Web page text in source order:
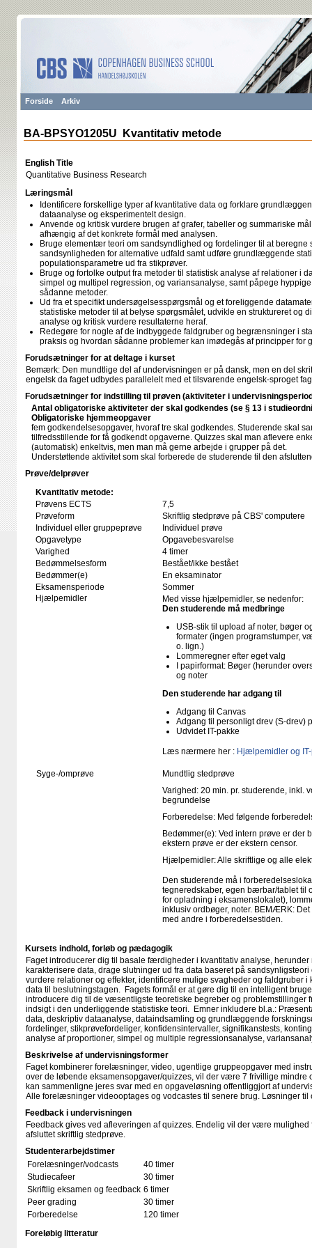
Forside Arkiv
BA-BPSYO1205U Kvantitativ metode
English Title
Quantitative Business Research
Læringsmål
Identificere forskellige typer af kvantitative data og forklare
dataanalyse og eksperimentelt design.
Anvende og kritisk vurdere brugen af grafer, tabeller og summariske
afhængig af det konkrete formål med analysen.
Bruge elementær teori om sandsyndlighed og fordelinger til at beregne
sandsynligheden for alternative udfald samt udføre grundlæggende
populationsparametre ud fra stikprøver.
Bruge og fortolke output fra metoder til statistisk analyse af relationer i
simpel og multipel regression, og variansanalyse, samt påpege
sådanne metoder.
Ud fra et specifikt undersøgelsesspørgsmål og et foreliggende
statistiske metoder til at belyse spørgsmålet, udvikle en struktureret og
analyse og kritisk vurdere resultaterne heraf.
Redegøre for nogle af de indbyggede faldgruber og begrænsninger i
praksis og hvordan sådanne problemer kan imødegås af principper for
Forudsætninger for at deltage i kurset
Bemærk: Den mundtlige del af undervisningen er på dansk, men en del
engelsk da faget udbydes parallelelt med et tilsvarende engelsk-sproget
Forudsætninger for indstilling til prøven (aktiviteter i
Antal obligatoriske aktiviteter der skal godkendes (se § 13 i
Obligatoriske hjemmeopgaver
fem godkendelsesopgaver, hvoraf tre skal godkendes. Studerende skal
tilfredsstillende for få godkendt opgaverne. Quizzes skal man aflevere
(automatisk) enkeltvis, men man må gerne arbejde i grupper på det.
Understøttende aktivitet som skal forberede de studerende til den
Prøve/delprøver
Kvantitativ metode:
Prøvens ECTS
7,5
Prøveform
Skriftlig stedprøve på CBS' computere
Individuel eller gruppeprøve
Individuel prøve
Opgavetype
Opgavebesvarelse
Varighed
4 timer
Bedømmelsesform
Bestået/ikke bestået
Bedømmer(e)
En eksaminator
Eksamensperiode
Sommer
Hjælpemidler
Med visse hjælpemidler, se nedenfor:
Den studerende må medbringe
USB-stik til upload af noter, bøger
formater (ingen programstumper,
o. lign.)
Lommeregner efter eget valg
I papirformat: Bøger (herunder
og noter
Den studerende har adgang til
Adgang til Canvas
Adgang til personligt drev (S-drev)
Udvidet IT-pakke
Læs nærmere her : Hjælpemidler og
Syge-/omprøve
Mundtlig stedprøve
Varighed: 20 min. pr. studerende, inkl.
begrundelse
Forberedelse: Med følgende
Bedømmer(e): Ved intern prøve er der
ekstern prøve er der ekstern censor.
Hjælpemidler: Alle skriftlige og alle
Den studerende må i
tegneredskaber, egen bærbar/tablet til
for opladning i eksamenslokalet),
inklusiv ordbøger, noter. BEMÆRK:
med andre i forberedelsestiden.
Kursets indhold, forløb og pædagogik
Faget introducerer dig til basale færdigheder i kvantitativ analyse,
karakterisere data, drage slutninger ud fra data baseret på
vurdere relationer og effekter, identificere mulige svagheder og faldgruber i
data til beslutningstagen. Fagets formål er at gøre dig til en intelligent
introducere dig til de væsentligste teoretiske begreber og problemstillinger
indsigt i den underliggende statistiske teori. Emner inkludere bl.a.:
data, deskriptiv dataanalyse, dataindsamling og grundlæggende
fordelinger, stikprøvefordeliger, konfidensintervaller, signifikanstests,
analyse af proportioner, simpel og multiple regressionsanalyse,
Beskrivelse af undervisningsformer
Faget kombinerer forelæsninger, video, ugentlige gruppeopgaver med
over de løbende eksamensopgaver/quizzes, vil der være 7 frivillige mindre
kan sammenligne jeres svar med en opgaveløsning offentliggjort af
Alle forelæsninger videooptages og vodcastes til senere brug. Løsninger
Feedback i undervisningen
Feedback gives ved afleveringen af quizzes. Endelig vil der være mulighed
afsluttet skriftlig stedprøve.
Studenterarbejdstimer
Forelæsninger/vodcasts
40 timer
Studiecafeer
30 timer
Skriftlig eksamen og feedback 6 timer
Peer grading
30 timer
Forberedelse
120 timer
Foreløbig litteratur